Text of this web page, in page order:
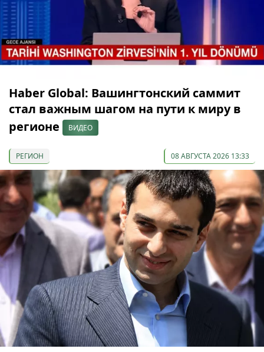
Haber Global: Вашингтонский саммит
стал важным шагом на пути к миру в
регионе
ВИДЕО
РЕГИОН 08 АВГУСТА 2026 13:33